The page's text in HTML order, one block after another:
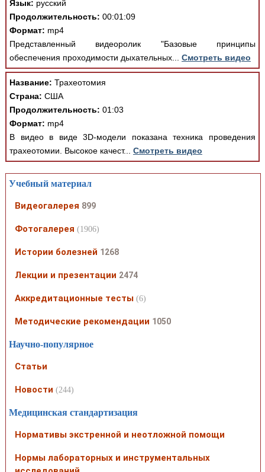
Язык: русский
Продолжительность: 00:01:09
Формат: mp4
Представленный видеоролик "Базовые принципы
обеспечения проходимости дыхательных... Смотреть видео
Название: Трахеотомия
Страна: США
Продолжительность: 01:03
Формат: mp4
В видео в виде 3D-модели показана техника проведения
трахеотомии. Высокое качест... Смотреть видео
Учебный материал
Видеогалерея 899
Фотогалерея (1906)
Истории болезней 1268
Лекции и презентации 2474
Аккредитационные тесты (6)
Методические рекомендации 1050
Научно-популярное
Статьи
Новости (244)
Медицинская стандартизация
Нормативы экстренной и неотложной помощи
Нормы лабораторных и инструментальных